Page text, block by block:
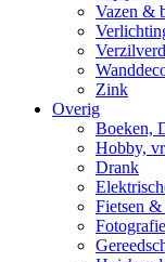
Vazen &
Zink
Overig
Boeken,
Hobby,
Drank
Fietsen &